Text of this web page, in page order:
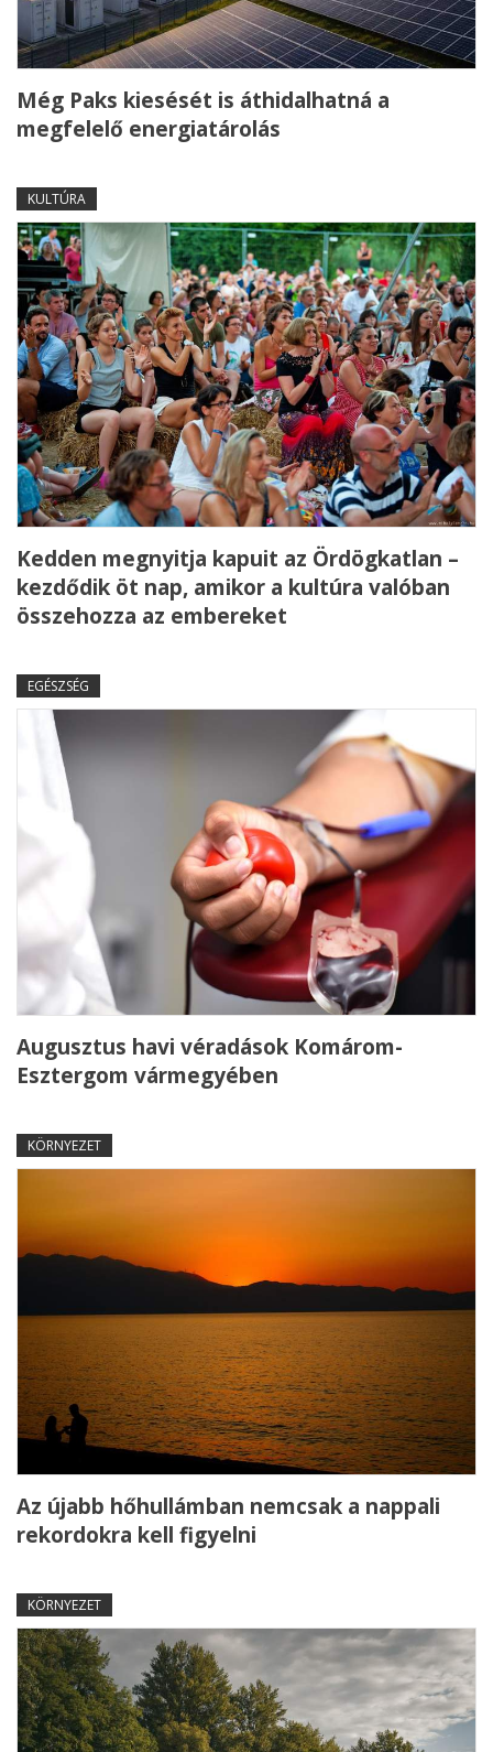
Még Paks kiesését is áthidalhatná a
megfelelő energiatárolás
KULTÚRA
Kedden megnyitja kapuit az Ördögkatlan –
kezdődik öt nap, amikor a kultúra valóban
összehozza az embereket
EGÉSZSÉG
Augusztus havi véradások Komárom-
Esztergom vármegyében
KÖRNYEZET
Az újabb hőhullámban nemcsak a nappali
rekordokra kell figyelni
KÖRNYEZET